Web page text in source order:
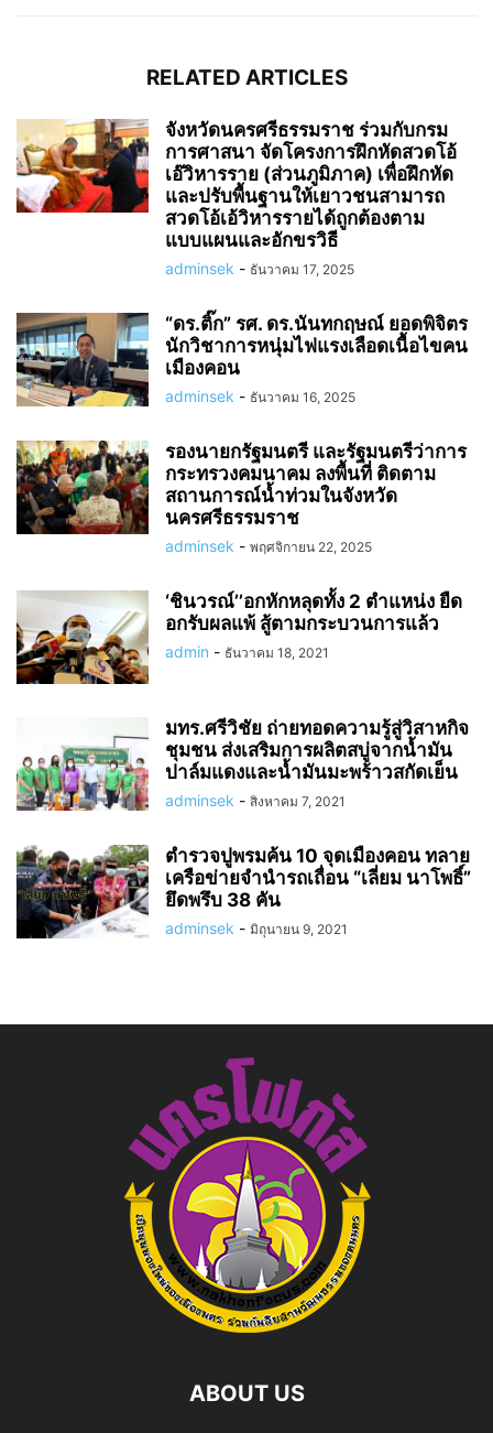
RELATED ARTICLES
จังหวัดนครศรีธรรมราช ร่วมกับกรม
การศาสนา จัดโครงการฝึกหัดสวดโอ้
เอ๊วิหารราย (ส่วนภูมิภาค) เพื่อฝึกหัด
และปรับพื้นฐานให้เยาวชนสามารถ
สวดโอ้เอ้วิหารรายได้ถูกต้องตาม
แบบแผนและอักขรวิธี
adminsek - ธันวาคม 17, 2025
“ดร.ติ๊ก” รศ. ดร.นันทกฤษณ์ ยอดพิจิตร
นักวิชาการหนุ่มไฟแรงเลือดเนื้อไขคน
เมืองคอน
adminsek - ธันวาคม 16, 2025
รองนายกรัฐมนตรี และรัฐมนตรีว่าการ
กระทรวงคมนาคม ลงพื้นที่ ติดตาม
สถานการณ์น้ำท่วมในจังหวัด
นครศรีธรรมราช
adminsek - พฤศจิกายน 22, 2025
‘ชินวรณ์’’อกหักหลุดทั้ง 2 ตำแหน่ง ยืด
อกรับผลแพ้ สู้ตามกระบวนการแล้ว
admin - ธันวาคม 18, 2021
มทร.ศรีวิชัย ถ่ายทอดความรู้สู่วิสาหกิจ
ชุมชน ส่งเสริมการผลิตสบู่จากน้ำมัน
ปาล์มแดงและน้ำมันมะพร้าวสกัดเย็น
adminsek - สิงหาคม 7, 2021
ตำรวจปูพรมค้น 10 จุดเมืองคอน ทลาย
เครือข่ายจำนำรถเถื่อน “เลี่ยม นาโพธิ์”
ยึดพรึบ 38 คัน
adminsek - มิถุนายน 9, 2021
ABOUT US